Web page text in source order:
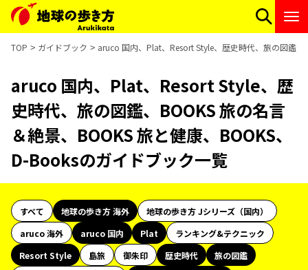
TOP ガイドブック aruco 国内、Plat、Resort Style、歴史時代、旅の図鑑
aruco 国内、Plat、Resort Style、歴
史時代、旅の図鑑、BOOKS 旅の名言
＆絶景、BOOKS 旅と健康、BOOKS、
D-Booksのガイドブック一覧
すべて 地球の歩き方 海外
地球の歩き方 Jシリーズ（国内）
aruco 海外
aruco 国内 Plat
ランキング&テクニック
Resort Style
島旅 御朱印 歴史時代
旅の図鑑